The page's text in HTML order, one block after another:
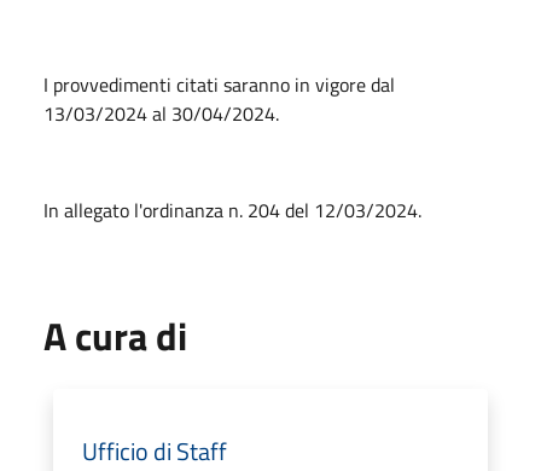
I provvedimenti citati saranno in vigore dal
13/03/2024 al 30/04/2024.
In allegato l'ordinanza n. 204 del 12/03/2024.
A cura di
Ufficio di Staff